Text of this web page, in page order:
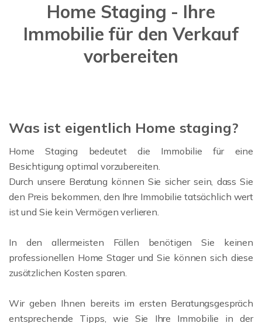
Home Staging - Ihre
Immobilie für den Verkauf
vorbereiten
Was ist eigentlich Home staging?
Home Staging bedeutet die Immobilie für eine
Besichtigung optimal vorzubereiten.
Durch unsere Beratung können Sie sicher sein, dass Sie
den Preis bekommen, den Ihre Immobilie tatsächlich wert
ist und Sie kein Vermögen verlieren.
In den allermeisten Fällen benötigen Sie keinen
professionellen Home Stager und Sie können sich diese
zusätzlichen Kosten sparen.
Wir geben Ihnen bereits im ersten Beratungsgespräch
entsprechende Tipps, wie Sie Ihre Immobilie in der